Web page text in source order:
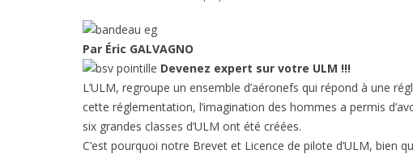
Par Éric GALVAGNO
Devenez expert sur votre ULM !!!
L’ULM, regroupe un ensemble d’aéronefs qui répond à une
cette réglementation, l’imagination des hommes a permis
six grandes classes d’ULM ont été créées.
C’est pourquoi notre Brevet et Licence de pilote d’ULM, bien